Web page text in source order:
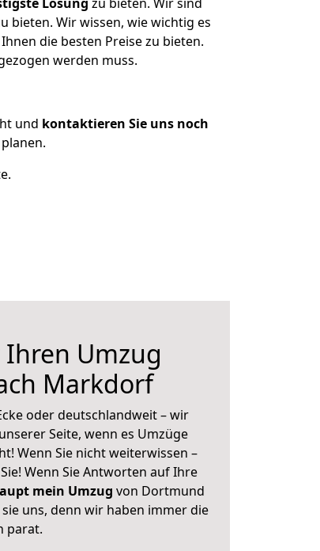
bieten. Wir wissen, wie wichtig es
die besten Preise zu bieten.
werden muss.
und kontaktieren Sie uns noch
Umzug
Markdorf
oder deutschlandweit – wir
Seite, wenn es Umzüge
Wenn Sie nicht weiterwissen –
Wenn Sie Antworten auf Ihre
mein Umzug von Dortmund
uns, denn wir haben immer die
parat.